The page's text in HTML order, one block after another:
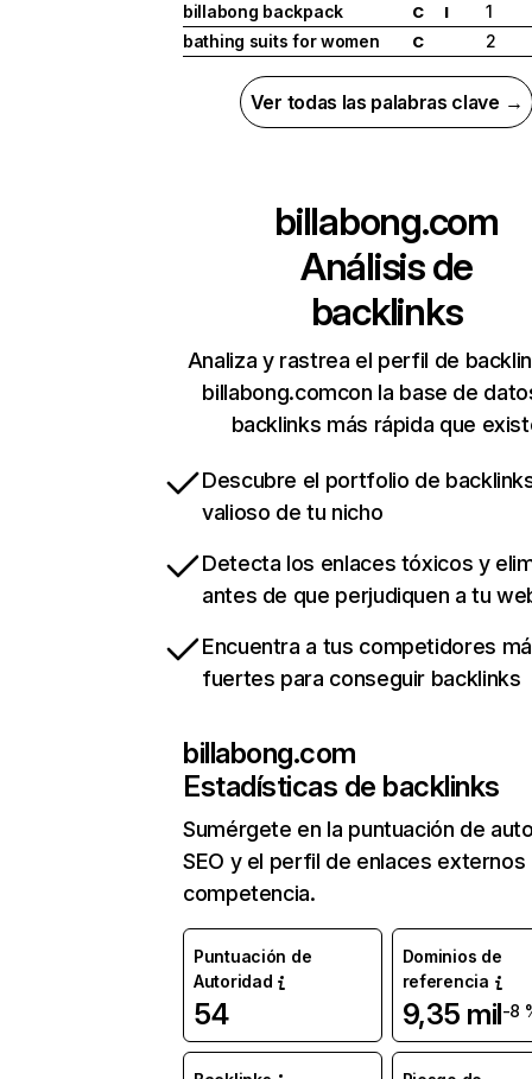
billabong backpack
C I
1
bathing suits for women
C 2
Ver todas las palabras clave →
billabong.com
Análisis de
backlinks
Analiza y rastrea el perfil de
billabong.comcon la base de
backlinks más rápida que
Descubre el portfolio de
valioso de tu nicho
Detecta los enlaces tóxicos y
antes de que perjudiquen a tu
Encuentra a tus competidores
fuertes para conseguir backlinks
billabong.com
Estadísticas de backlinks
Sumérgete en la puntuación de
SEO y el perfil de enlaces externos
competencia.
Puntuación de
Autoridad
54
Dominios de
referencia
9,35 mil-8